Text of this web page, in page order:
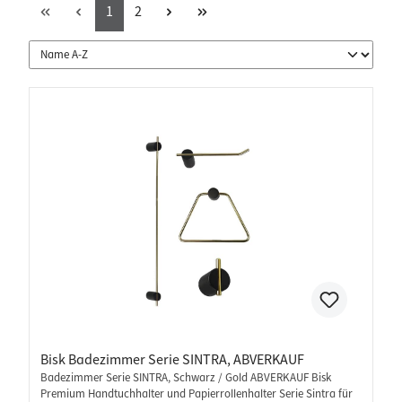
1 2
Bisk Badezimmer Serie SINTRA, ABVERKAUF
Badezimmer Serie SINTRA, Schwarz / Gold ABVERKAUF Bisk
Premium Handtuchhalter und Papierrollenhalter Serie Sintra für